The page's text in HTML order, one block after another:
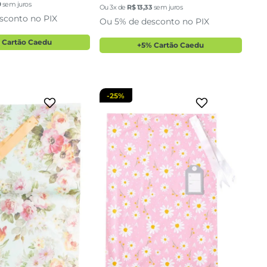
sem juros
no PIX
Cartão Caedu
Ou3x de R$13,33 sem juros
Ou 5% de desconto no PIX
+5% Cartão Caedu
U
a sacola
U
adicionar a sacola
-25%